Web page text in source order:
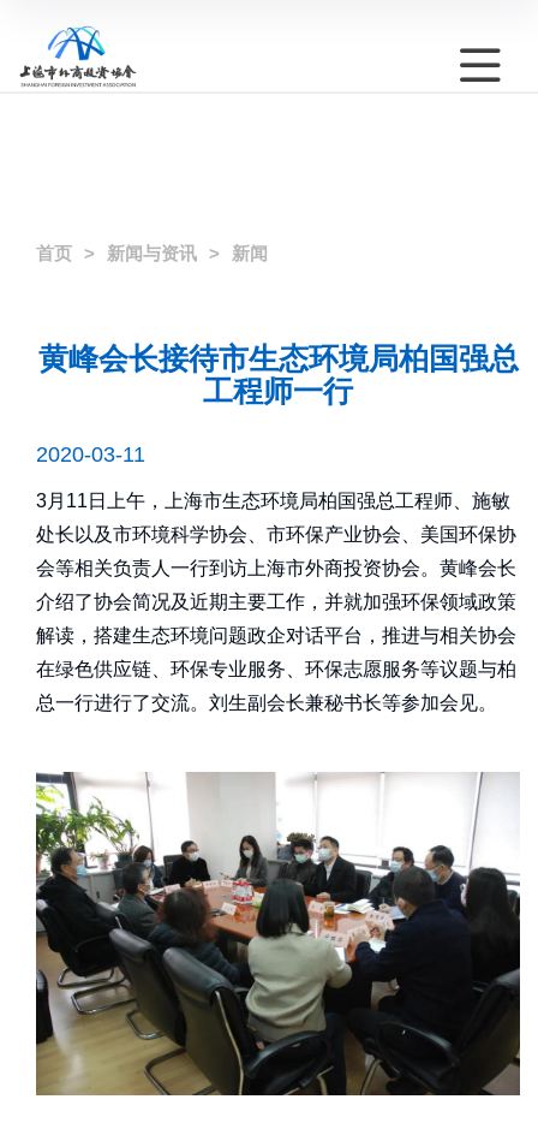
首页 新闻与资讯 新闻
黄峰会长接待市生态环境局柏国强总
工程师一行
2020-03-11
3月11日上午，上海市生态环境局柏国强总工程师、施敏
处长以及市环境科学协会、市环保产业协会、美国环保协
会等相关负责人一行到访上海市外商投资协会。黄峰会长
介绍了协会简况及近期主要工作，并就加强环保领域政策
解读，搭建生态环境问题政企对话平台，推进与相关协会
在绿色供应链、环保专业服务、环保志愿服务等议题与柏
总一行进行了交流。刘生副会长兼秘书长等参加会见。